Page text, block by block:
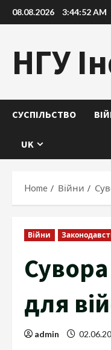
Skip
to
08.08.2026 3:44:53 AM
НГУ
СУСПІЛЬСТВО
UK
Home Війни
Війни
для
admin